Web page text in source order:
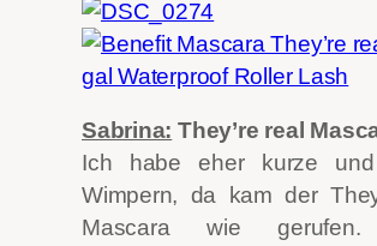
Sabrina: They’re real
Ich habe eher kurze
Wimpern, da kam der
Mascara wie gerufen.